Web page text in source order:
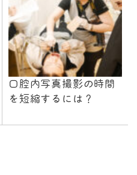
口腔内写真撮影の時間
を短縮するには？